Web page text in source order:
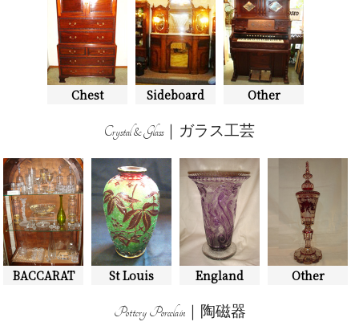
Chest Sideboard Other
Crystal & Glass｜ガラス工芸
BACCARAT St Louis England Other
Pottery Porcelain｜陶磁器